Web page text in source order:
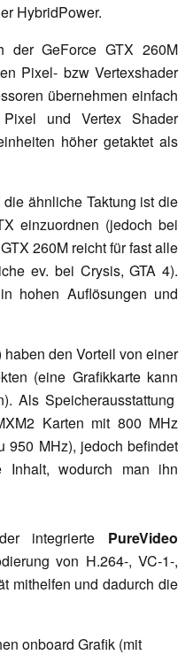
HybridPower.
der GeForce GTX 260M
Pixel- bzw Vertexshader
übernehmen einfach
und Vertex Shader
höher getaktet als
ähnliche Taktung ist die
einzuordnen (jedoch bei
260M reicht für fast alle
ev. bei Crysis, GTA 4).
hohen Auflösungen und
den Vorteil von einer
(eine Grafikkarte kann
Als Speicherausstattung
Karten mit 800 MHz
950 MHz), jedoch befindet
Inhalt, wodurch man ihn
integrierte PureVideo
von H.264-, VC-1-,
mithelfen und dadurch die
onboard Grafik (mit